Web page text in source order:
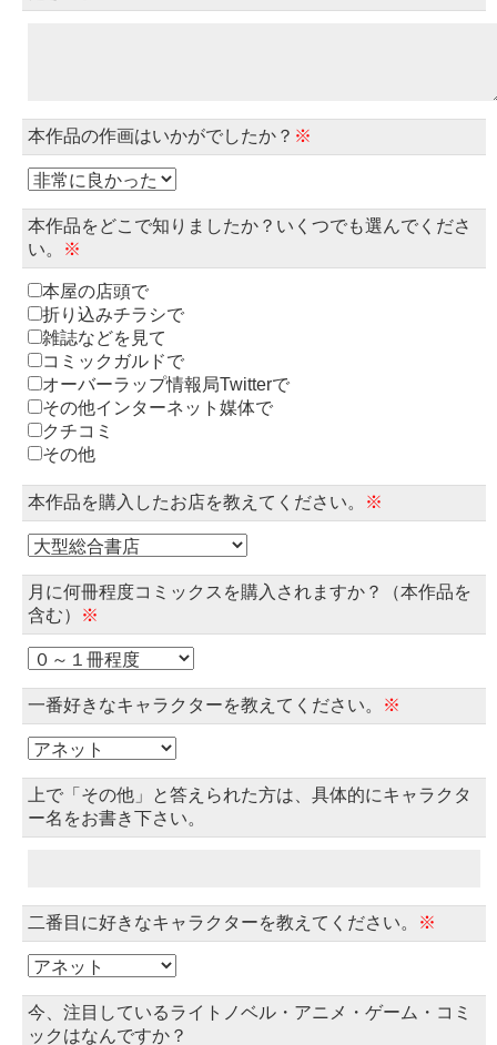
本作品の作画はいかがでしたか？ ※
本作品をどこで知りましたか？いくつでも選んでくださ
い。
※
本屋の店頭で
折り込みチラシで
雑誌などを見て
コミックガルドで
オーバーラップ情報局Twitterで
その他インターネット媒体で
クチコミ
その他
本作品を購入したお店を教えてください。 ※
月に何冊程度コミックスを購入されますか？（本作品を
含む）
※
一番好きなキャラクターを教えてください。 ※
上で「その他」と答えられた方は、具体的にキャラクタ
ー名をお書き下さい。
二番目に好きなキャラクターを教えてください。 ※
今、注目しているライトノベル・アニメ・ゲーム・コミ
ックはなんですか？